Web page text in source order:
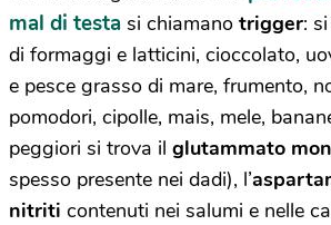
mal di testa si chiamano trigger:
di formaggi e latticini, cioccolato,
e pesce grasso di mare, frumento,
pomodori, cipolle, mais, mele,
peggiori si trova il glutammato
spesso presente nei dadi), l’
nitriti contenuti nei salumi e nelle